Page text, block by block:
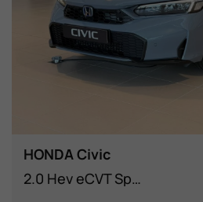
HONDA Civic
2.0 Hev eCVT Sport